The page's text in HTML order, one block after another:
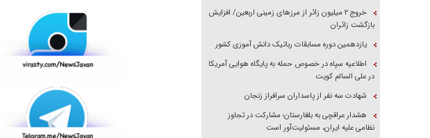
‌خروج ۲ میلیون زائر از مرز‌های زمینی اربعین/ افزایش
بازگشت زائران
یازدهمین دوره مسابقات رباتیک دانش آموزی کشور
اطلاعیه سپاه در خصوص حمله به پایگاه هوایی آمریکا
در علی السالم کویت
شهادت سه نفر از پاسداران سرافراز زنجان
هشدار عراقچی به بلغارستان؛ مشارکت در تجاوز
نظامی علیه ایران، مسئولیت‌آور است